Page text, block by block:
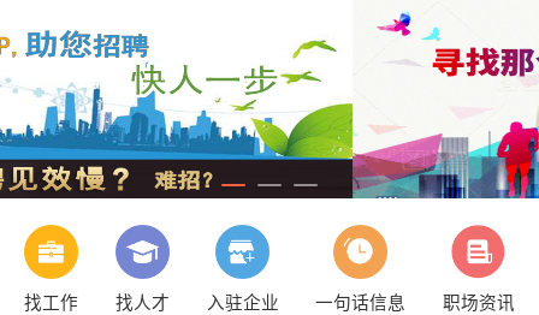
找工作 找人才 入驻企业 一句话信息
职场资讯